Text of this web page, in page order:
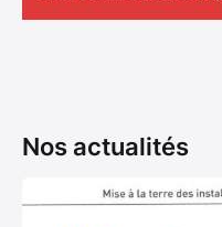
Nos actualités